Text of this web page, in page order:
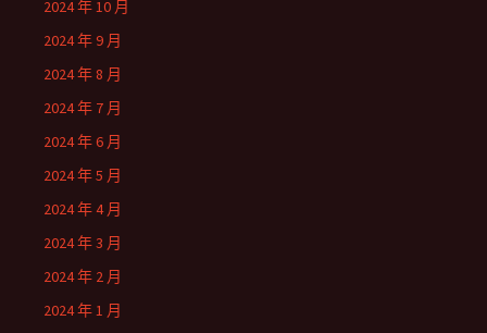
2024 年 10 月
2024 年 9 月
2024 年 8 月
2024 年 7 月
2024 年 6 月
2024 年 5 月
2024 年 4 月
2024 年 3 月
2024 年 2 月
2024 年 1 月